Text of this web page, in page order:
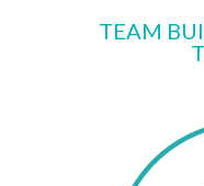
TEAM